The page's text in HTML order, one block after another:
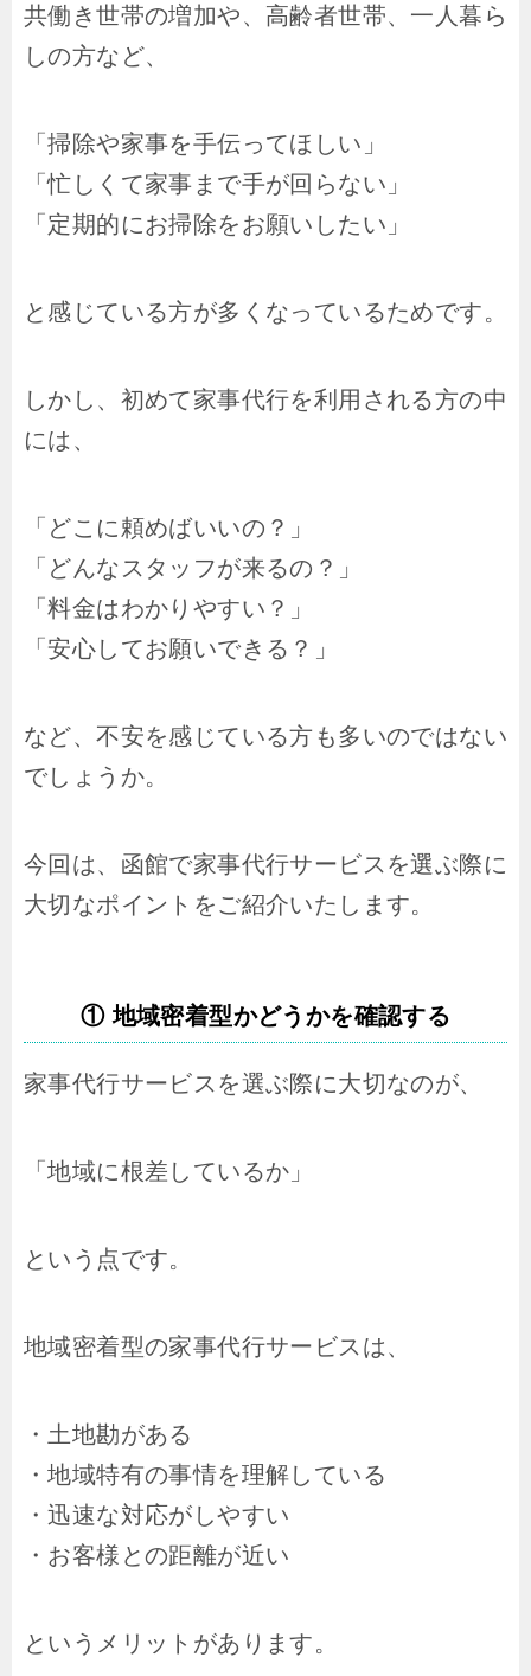
共働き世帯の増加や、高齢者世帯、一人暮ら
しの方など、
「掃除や家事を手伝ってほしい」
「忙しくて家事まで手が回らない」
「定期的にお掃除をお願いしたい」
と感じている方が多くなっているためです。
しかし、初めて家事代行を利用される方の中
には、
「どこに頼めばいいの？」
「どんなスタッフが来るの？」
「料金はわかりやすい？」
「安心してお願いできる？」
など、不安を感じている方も多いのではない
でしょうか。
今回は、函館で家事代行サービスを選ぶ際に
大切なポイントをご紹介いたします。
① 地域密着型かどうかを確認する
家事代行サービスを選ぶ際に大切なのが、
「地域に根差しているか」
という点です。
地域密着型の家事代行サービスは、
・土地勘がある
・地域特有の事情を理解している
・迅速な対応がしやすい
・お客様との距離が近い
というメリットがあります。